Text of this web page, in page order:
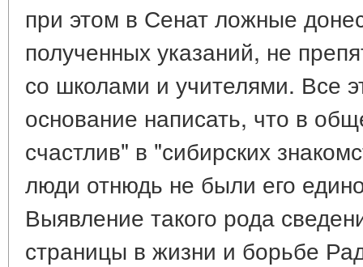
при этом в Сенат ложные
полученных указаний, не
со школами и учителями. Все
основание написать, что в
счастлив" в "сибирских
люди отнюдь не были его
Выявление такого рода
страницы в жизни и борьбе